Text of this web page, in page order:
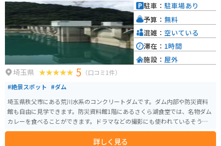
埼玉県 5 （口コミ1件）
#絶景スポット #ダム
埼玉県秩父市にある荒川水系のコンクリートダムです。ダム内部や防災資料
館も自由に見学できます。防災資料館1階にあるさくら湖食堂では、名物ダム
カレーを食べることができます。ドラマなどの撮影にも使われているそうで
す。ダムの上から下を覗くと、階段がダムの下まで続いています。浦山ダムで
詳しく見る
駐車： 駐車場あり
予算： 無料
混雑： 空いている
滞在： 1時間
施設： 屋外